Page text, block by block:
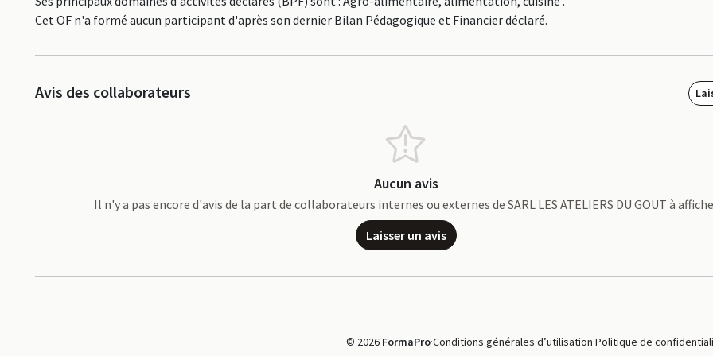
Cet OF n'a formé aucun participant d'après son dernier Bilan Pédagogique et Financier déclaré.
Avis des collaborateurs
Aucun avis
Il n'y a pas encore d'avis de la part de collaborateurs internes ou externes de SARL LES ATELIERS DU GOUT à
Laisser un avis
© 2026 FormaPro·Conditions générales d’utilisation·Politique de